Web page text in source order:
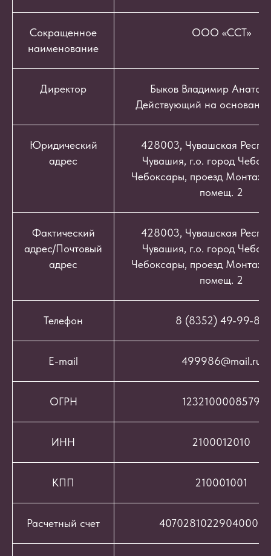
Сокращенное
наименование
ООО «ССТ»
Директор
Быков Владимир
Действующий на
Юридический
адрес
428003, Чувашская
Чувашия, г.о. город
Чебоксары, проезд
помещ. 2
Фактический
адрес/Почтовый
адрес
428003, Чувашская
Чувашия, г.о. город
Чебоксары, проезд
помещ. 2
Телефон 8 (8352) 49-99-86
E-mail 499986@mail.ru
ОГРН 1232100008579
ИНН 2100012010
КПП 210001001
Расчетный счет